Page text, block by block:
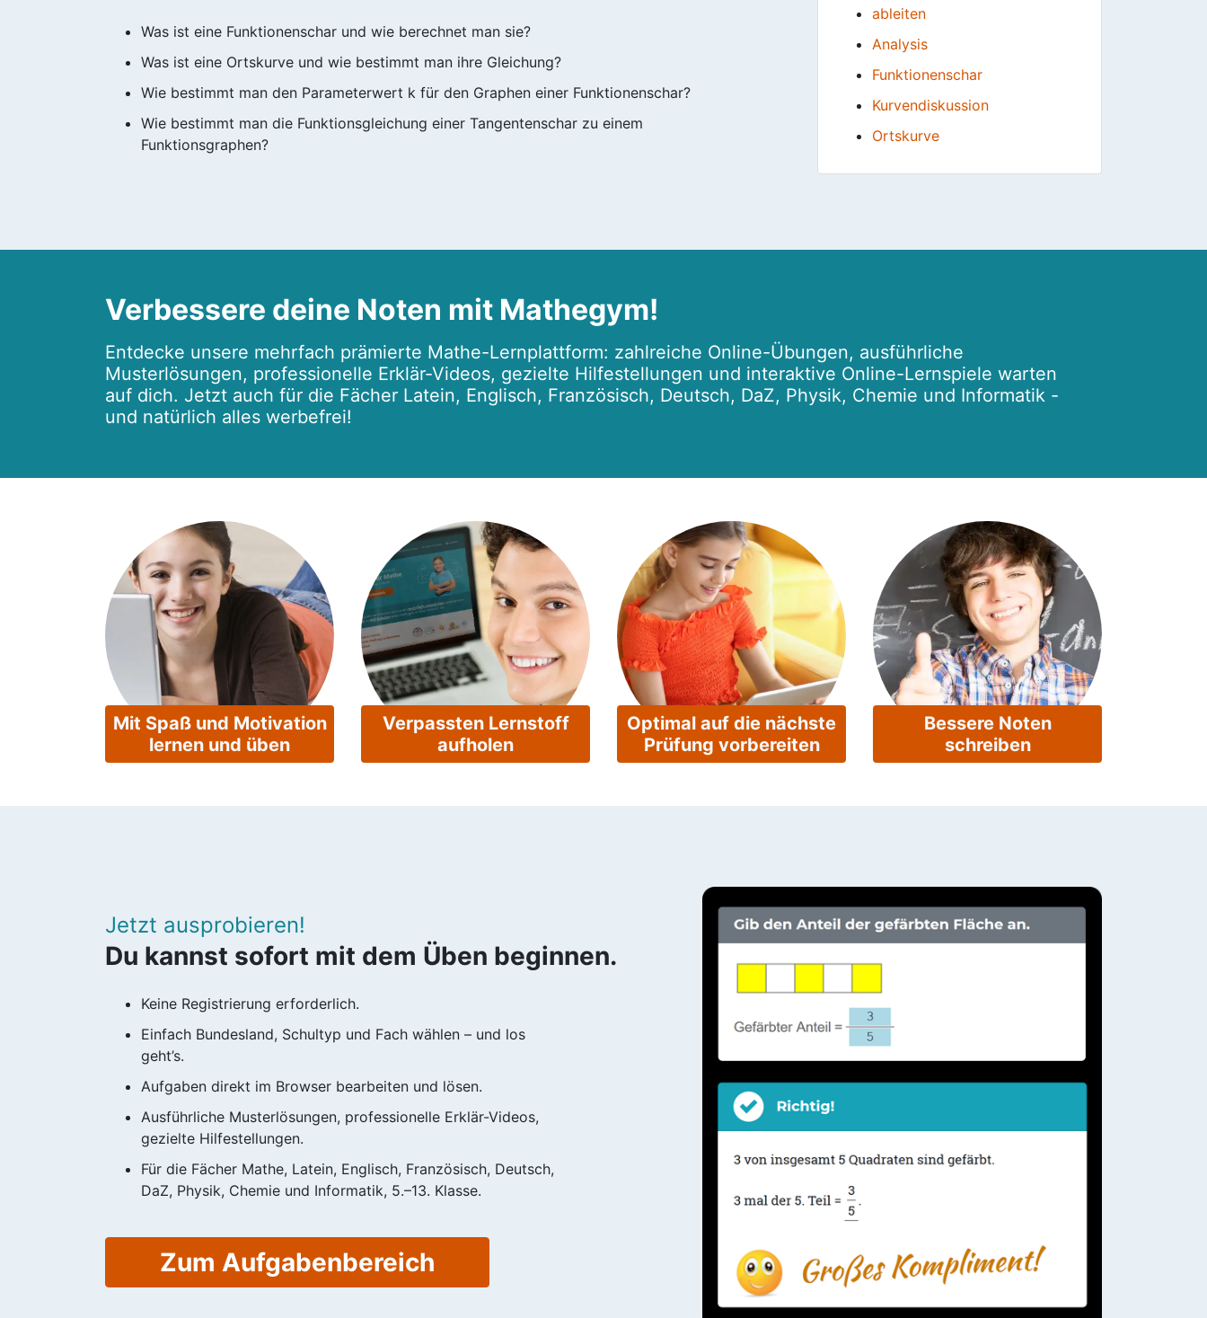
Was ist eine Funktionenschar und wie berechnet man sie?
Was ist eine Ortskurve und wie bestimmt man ihre Gleichung?
Wie bestimmt man den Parameterwert k für den Graphen einer Funktionenschar?
Wie bestimmt man die Funktionsgleichung einer Tangentenschar zu einem
Funktionsgraphen?
ableiten
Analysis
Funktionenschar
Kurvendiskussion
Ortskurve
Verbessere deine Noten mit Mathegym!
Entdecke unsere mehrfach prämierte Mathe-Lernplattform: zahlreiche Online-Übungen, ausführliche
Musterlösungen, professionelle Erklär-Videos, gezielte Hilfestellungen und interaktive Online-Lernspiele warten
auf dich. Jetzt auch für die Fächer Latein, Englisch, Französisch, Deutsch, DaZ, Physik, Chemie und Informatik -
und natürlich alles werbefrei!
Mit Spaß und Motivation
lernen und üben
Verpassten Lernstoff
aufholen
Optimal auf die nächste
Prüfung vorbereiten
Bessere Noten
schreiben
Jetzt ausprobieren!
Du kannst sofort mit dem Üben beginnen.
Keine Registrierung erforderlich.
Einfach Bundesland, Schultyp und Fach wählen – und los
geht’s.
Aufgaben direkt im Browser bearbeiten und lösen.
Ausführliche Musterlösungen, professionelle Erklär-Videos,
gezielte Hilfestellungen.
Für die Fächer Mathe, Latein, Englisch, Französisch, Deutsch,
DaZ, Physik, Chemie und Informatik, 5.–13. Klasse.
Zum Aufgabenbereich